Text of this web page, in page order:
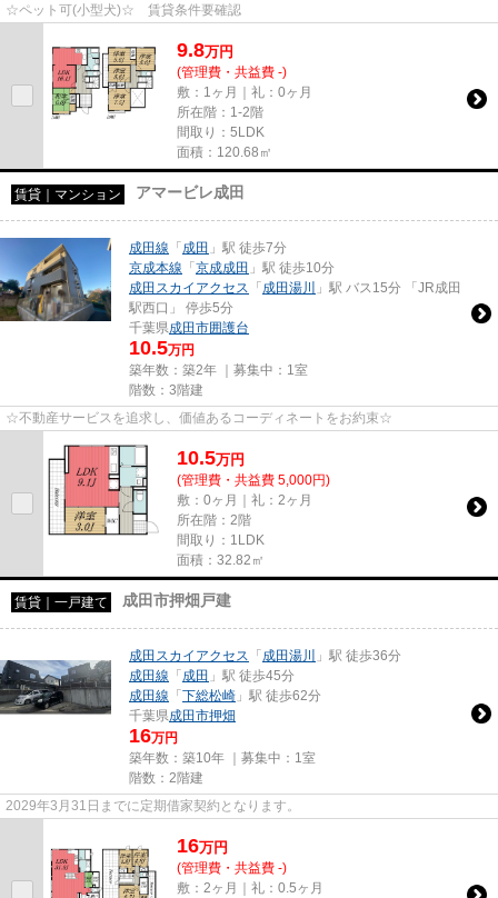
☆ペット可(小型犬)☆ 賃貸条件要確認
9.8万円
(管理費・共益費 -)
敷：1ヶ月｜礼：0ヶ月
所在階：1-2階
間取り：5LDK
面積：120.68㎡
賃貸｜マンション アマービレ成田
成田線 「成田 」駅 徒歩7分
京成本線 「京成成田 」駅 徒歩10分
成田スカイアクセス
「成田湯川
」駅 バス15分 「JR成田
駅西口」 停歩5分
千葉県成田市囲護台
10.5万円
築年数：築2年 ｜募集中： 1室
階数：3階建
☆不動産サービスを追求し、価値あるコーディネートをお約束☆
10.5万円
(管理費・共益費 5,000円)
敷：0ヶ月｜礼：2ヶ月
所在階：2階
間取り：1LDK
面積：32.82㎡
賃貸｜一戸建て 成田市押畑戸建
成田スカイアクセス 「成田湯川
」駅 徒歩36分
成田線 「成田 」駅 徒歩45分
成田線 「下総松崎 」駅 徒歩62分
千葉県成田市押畑
16万円
築年数：築10年 ｜募集中： 1室
階数：2階建
2029年3月31日までに定期借家契約となります。
16万円
(管理費・共益費 -)
敷：2ヶ月｜礼：0.5ヶ月